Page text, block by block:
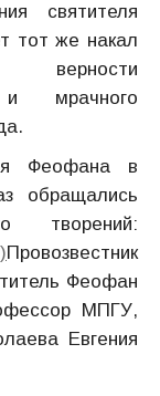
святителя
тот же накал
верности
и мрачного
Феофана в
обращались
творений:
Провозвестник
Феофан
МПГУ,
Евгения